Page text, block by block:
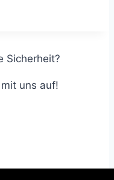
Sicherheit?
uns auf!